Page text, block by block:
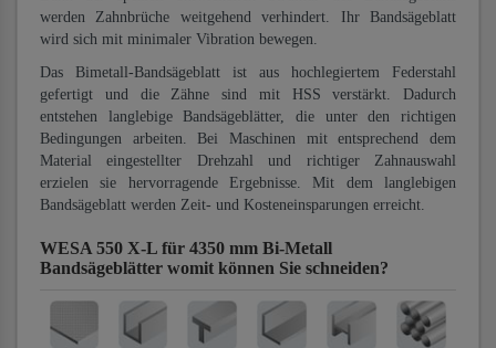
werden Zahnbrüche weitgehend verhindert. Ihr Bandsägeblatt
wird sich mit minimaler Vibration bewegen.
Das Bimetall-Bandsägeblatt ist aus hochlegiertem Federstahl
gefertigt und die Zähne sind mit HSS verstärkt. Dadurch
entstehen langlebige Bandsägeblätter, die unter den richtigen
Bedingungen arbeiten. Bei Maschinen mit entsprechend dem
Material eingestellter Drehzahl und richtiger Zahnauswahl
erzielen sie hervorragende Ergebnisse. Mit dem langlebigen
Bandsägeblatt werden Zeit- und Kosteneinsparungen erreicht.
WESA 550 X-L für 4350 mm Bi-Metall
Bandsägeblätter womit können Sie schneiden?